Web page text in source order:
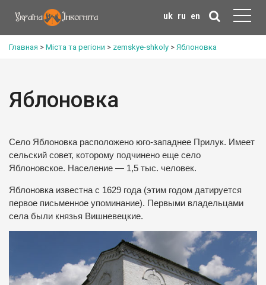
uk ru en
Главная > Міста та регіони > zemskye-shkoly > Яблоновка
Яблоновка
Село Яблоновка расположено юго-западнее Прилук. Имеет
сельский совет, которому подчинено еще село
Яблоновское. Население — 1,5 тыс. человек.
Яблоновка известна с 1629 года (этим годом датируется
первое письменное упоминание). Первыми владельцами
села были князья Вишневецкие.